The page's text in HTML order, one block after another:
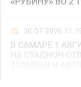
30.07.2026
В САМАРЕ 1
НА СТАДИОН
ТРАМВАИ И